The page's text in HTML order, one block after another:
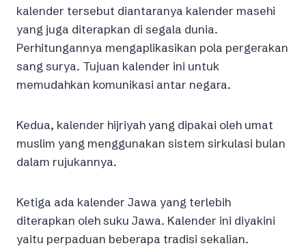
kalender tersebut diantaranya kalender masehi
yang juga diterapkan di segala dunia.
Perhitungannya mengaplikasikan pola pergerakan
sang surya. Tujuan kalender ini untuk
memudahkan komunikasi antar negara.
Kedua, kalender hijriyah yang dipakai oleh umat
muslim yang menggunakan sistem sirkulasi bulan
dalam rujukannya.
Ketiga ada kalender Jawa yang terlebih
diterapkan oleh suku Jawa. Kalender ini diyakini
yaitu perpaduan beberapa tradisi sekalian.